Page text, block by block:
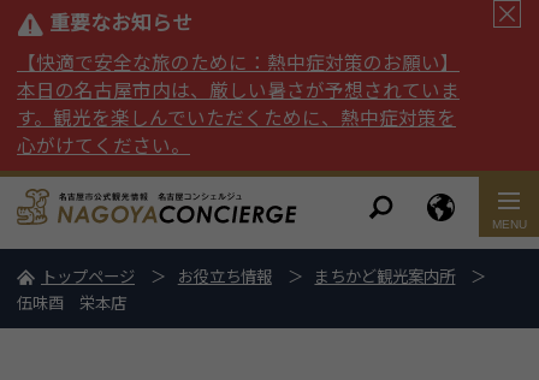
重要なお知らせ
【快適で安全な旅のために：熱中症対策のお願い】
本日の名古屋市内は、厳しい暑さが予想されていま
す。観光を楽しんでいただくために、熱中症対策を
心がけてください。
トップページ お役立ち情報
まちかど観光案内所
伍味酉 栄本店